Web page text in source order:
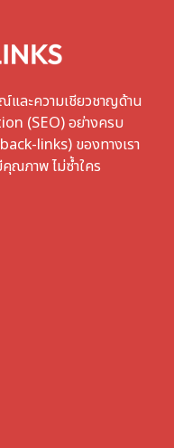
และความเชียวชาญด้าน
(SEO) อย่างครบ
links) ของทางเรา
ณภาพ ไม่ซ้ำใคร